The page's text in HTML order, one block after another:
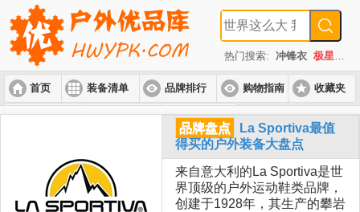
热门搜索: 冲锋衣 极星
首页 装备清单 品牌排行 购物指南
入门套装 进阶套装 高端套装
收藏夹
品牌盘点
La Sportiva最值
得买的户外装备大盘点
来自意大利的La Sportiva是世
界顶级的户外运动鞋类品牌，
创建于1928年，其生产的攀岩